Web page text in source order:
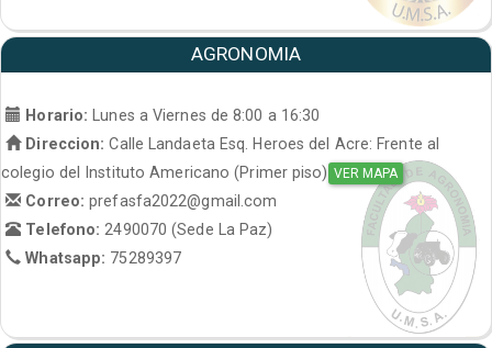
AGRONOMIA
Horario:
Lunes a Viernes de 8:00 a 16:30
Direccion: Calle Landaeta Esq. Heroes del Acre: Frente al
colegio del Instituto Americano (Primer piso) VER MAPA
Correo:prefasfa2022@gmail.com
Telefono: 2490070 (Sede La Paz)
Whatsapp: 75289397